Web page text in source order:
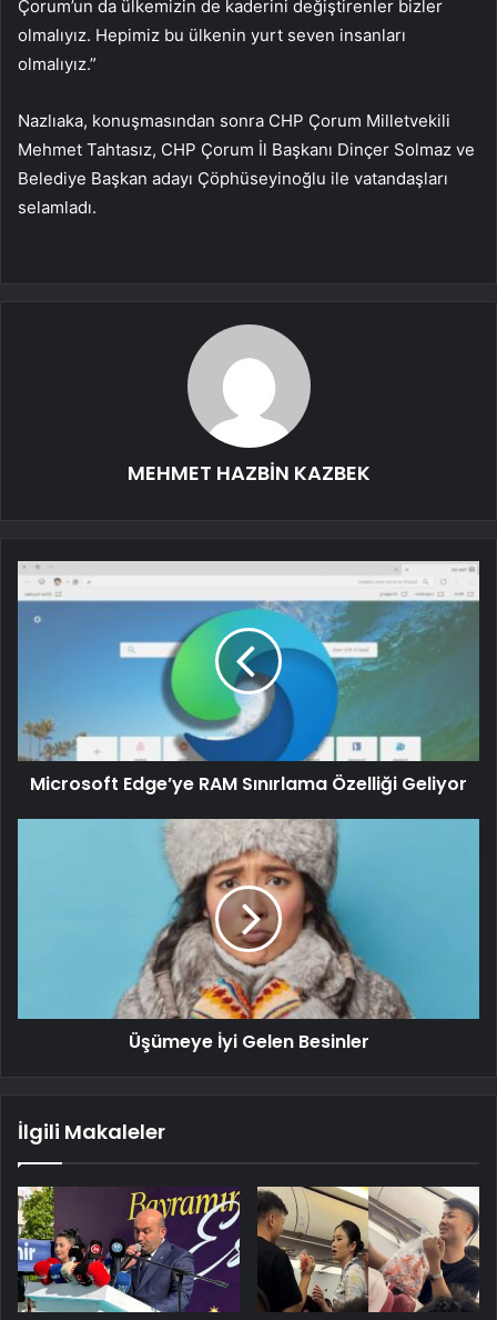
Çorum’un da ülkemizin de kaderini değiştirenler bizler
olmalıyız. Hepimiz bu ülkenin yurt seven insanları
olmalıyız.”
Nazlıaka, konuşmasından sonra CHP Çorum Milletvekili
Mehmet Tahtasız, CHP Çorum İl Başkanı Dinçer Solmaz ve
Belediye Başkan adayı Çöphüseyinoğlu ile vatandaşları
selamladı.
MEHMET HAZBİN KAZBEK
Microsoft Edge’ye RAM Sınırlama Özelliği Geliyor
Üşümeye İyi Gelen Besinler
İlgili Makaleler